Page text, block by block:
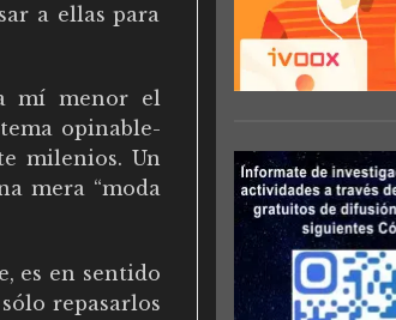
a ellas para
mí menor el
opinable-
milenios. Un
mera “moda
es en sentido
repasarlos